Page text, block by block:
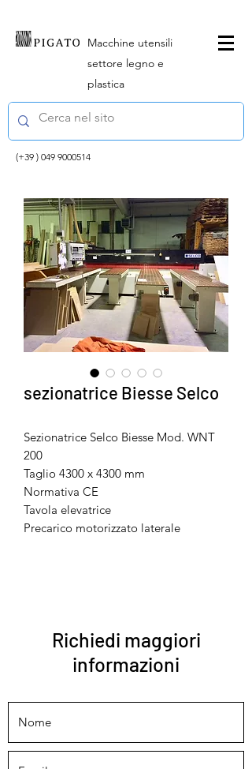
Macchine utensili
settore legno e
plastica
(+39 ) 049 9000514
sezionatrice Biesse Selco
Sezionatrice Selco Biesse Mod. WNT
200
Taglio 4300 x 4300 mm
Normativa CE
Tavola elevatrice
Precarico motorizzato laterale
Richiedi maggiori
informazioni